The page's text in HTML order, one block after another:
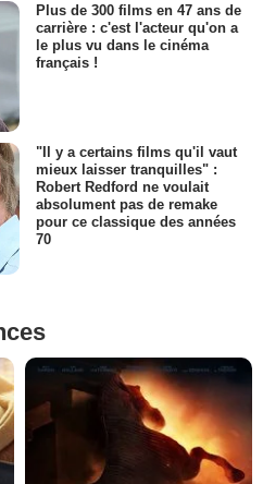
Plus de 300 films en 47 ans de
carrière : c'est l'acteur qu'on a
le plus vu dans le cinéma
français !
"Il y a certains films qu'il vaut
mieux laisser tranquilles" :
Robert Redford ne voulait
absolument pas de remake
pour ce classique des années
70